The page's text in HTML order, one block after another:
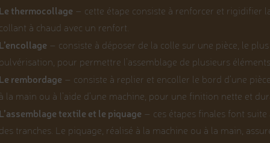
thermocollage – cette étape consiste à renforcer et rigidifier
à chaud avec un renfort.
– consiste à déposer de la colle sur une pièce, le
pour permettre l’assemblage de plusieurs
rembordage – consiste à replier et encoller le bord d’une
la main ou à l’aide d’une machine, pour une finition nette et
textile et le piquage – ces étapes finales font
tranches. Le piquage, réalisé à la machine ou à la main,